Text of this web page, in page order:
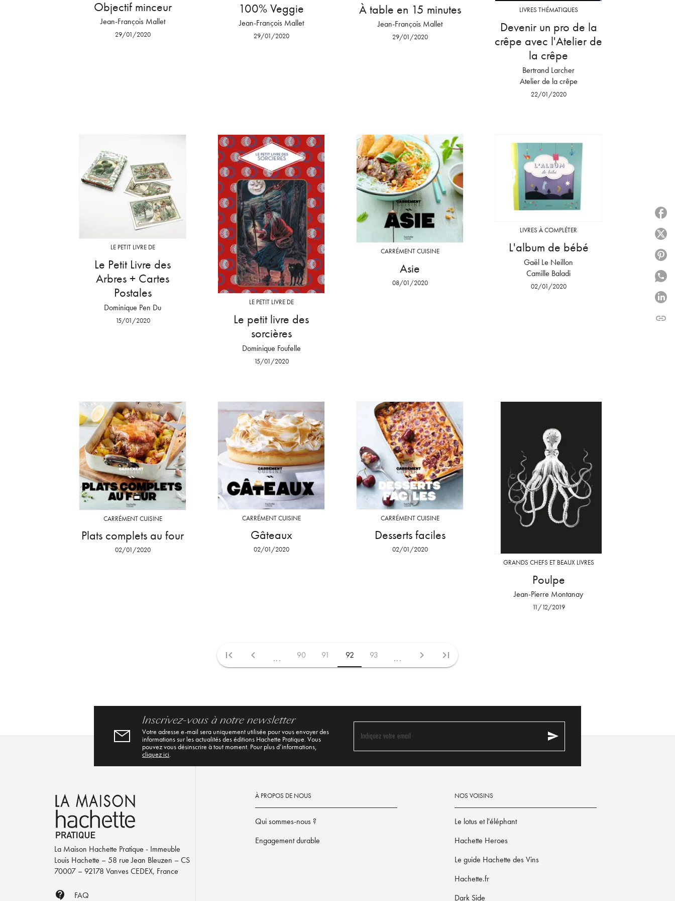
Objectif minceur
Jean-François Mallet
29/01/2020
100% Veggie
Jean-François Mallet
29/01/2020
À table en 15 minutes
Jean-François Mallet
29/01/2020
LIVRES THÉMATIQUES
Devenir un pro de la
crêpe avec l'Atelier de
la crêpe
Bertrand Larcher
Atelier de la crêpe
22/01/2020
LE PETIT LIVRE DE
Le Petit Livre des
Arbres + Cartes
Postales
Dominique Pen Du
15/01/2020
LE PETIT LIVRE DE
Le petit livre des
sorcières
Dominique Foufelle
15/01/2020
CARRÉMENT CUISINE
Asie
08/01/2020
LIVRES À COMPLÉTER
L'album de bébé
Gaël Le Neillon
Camille Baladi
02/01/2020
CARRÉMENT CUISINE
Plats complets au four
02/01/2020
CARRÉMENT CUISINE
Gâteaux
02/01/2020
CARRÉMENT CUISINE
Desserts faciles
02/01/2020
GRANDS CHEFS ET BEAUX LIVRES
Poulpe
Jean-Pierre Montanay
11/12/2019
first_page chevron_left ... 90 91 92 93 ... chevron_right last_page
link
Inscrivez-vous à notre newsletter
Votre adresse e-mail sera uniquement utilisée pour vous envoyer des
informations sur les actualités des éditions Hachette Pratique. Vous
pouvez vous désinscrire à tout moment. Pour plus d’informations,
cliquez ici.
Indiquez votre email send
La Maison Hachette Pratique - Immeuble
Louis Hachette – 58 rue Jean Bleuzen – CS
70007 – 92178 Vanves CEDEX, France
contact_support FAQ
À PROPOS DE NOUS
Qui sommes-nous ?
Engagement durable
NOS VOISINS
Le lotus et l'éléphant
Hachette Heroes
Le guide Hachette des Vins
Hachette.fr
Dark Side